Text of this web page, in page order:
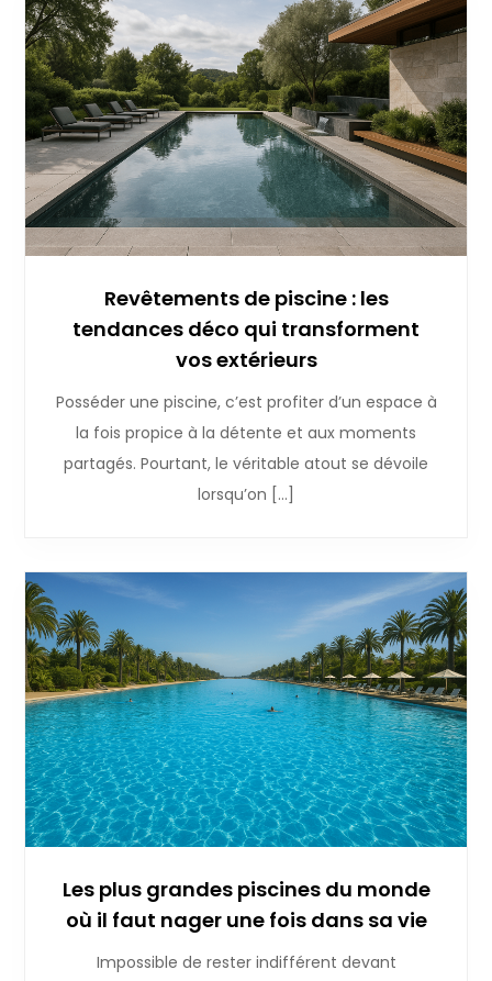
Revêtements de piscine : les
tendances déco qui transforment
vos extérieurs
Posséder une piscine, c’est profiter d’un espace à
la fois propice à la détente et aux moments
partagés. Pourtant, le véritable atout se dévoile
lorsqu’on […]
Les plus grandes piscines du monde
où il faut nager une fois dans sa vie
Impossible de rester indifférent devant